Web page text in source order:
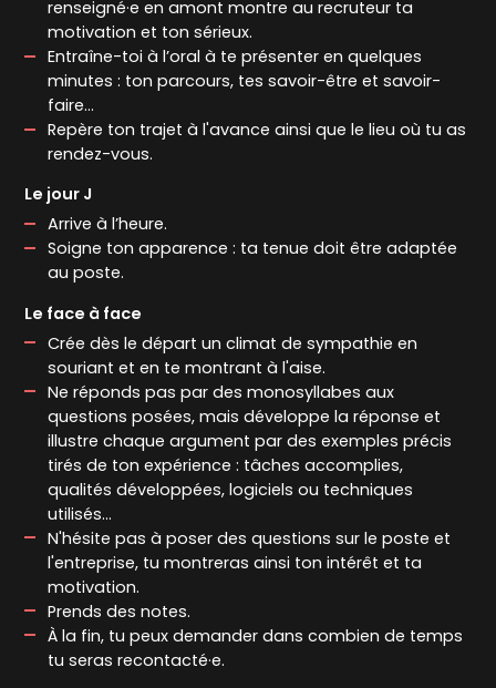
renseigné·e en amont montre au recruteur ta
motivation et ton sérieux.
Entraîne-toi à l’oral à te présenter en quelques
minutes : ton parcours, tes savoir-être et savoir-
faire...
Repère ton trajet à l'avance ainsi que le lieu où tu as
rendez-vous.
Le jour J
Arrive à l’heure.
Soigne ton apparence : ta tenue doit être adaptée
au poste.
Le face à face
Crée dès le départ un climat de sympathie en
souriant et en te montrant à l'aise.
Ne réponds pas par des monosyllabes aux
questions posées, mais développe la réponse et
illustre chaque argument par des exemples précis
tirés de ton expérience : tâches accomplies,
qualités développées, logiciels ou techniques
utilisés…
N'hésite pas à poser des questions sur le poste et
l'entreprise, tu montreras ainsi ton intérêt et ta
motivation.
Prends des notes.
À la fin, tu peux demander dans combien de temps
tu seras recontacté·e.